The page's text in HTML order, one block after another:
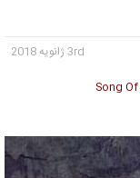
3rd ژانویه 2018
Song Of